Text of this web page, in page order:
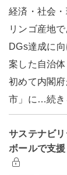
経済・社会
リンゴ産地
DGs達成に
案した自治
初めて内閣
市」に…続き
サステナビ
ボールで支